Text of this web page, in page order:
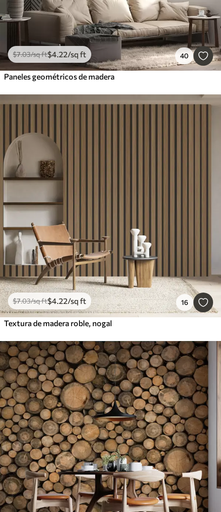
$7.03/sq ft$4.22/sq ft 40
Paneles geométricos de madera
$7.03/sq ft$4.22/sq ft 16
Textura de madera roble, nogal